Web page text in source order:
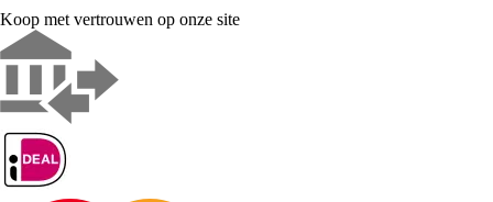
Koop met vertrouwen op onze site